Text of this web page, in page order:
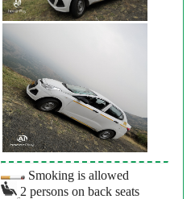
Smoking is allowed
2 persons on back seats